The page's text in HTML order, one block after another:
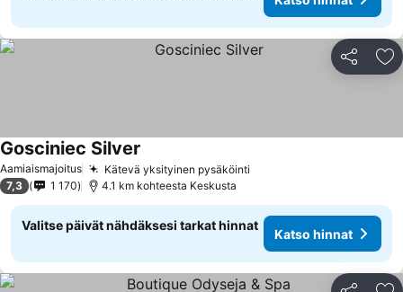
Jaa
Aamiaismajoitus Kätevä yksityinen pysäköinti
Gosciniec Silver
7,3 1 170 4.1 km kohteesta Keskusta
Valitse päivät nähdäksesi tarkat hinnat
Katso hinnat